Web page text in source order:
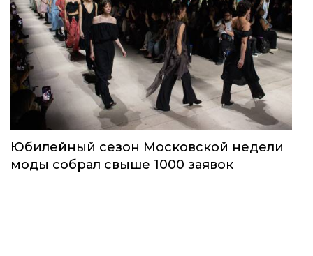
Юбилейный сезон Московской недели
моды собрал свыше 1000 заявок